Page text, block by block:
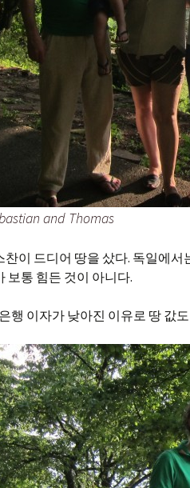
and Thomas
찬이 드디어 땅을 샀다. 독일에
보통 힘든 것이 아니다.
행 이자가 낮아진 이유로 땅 값